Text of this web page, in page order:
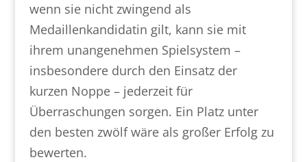
wenn sie nicht zwingend als
Medaillenkandidatin gilt, kann sie mit
ihrem unangenehmen Spielsystem –
insbesondere durch den Einsatz der
kurzen Noppe – jederzeit für
Überraschungen sorgen. Ein Platz unter
den besten zwölf wäre als großer Erfolg zu
bewerten.